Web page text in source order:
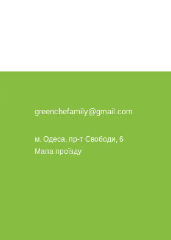
greenchefamily@gmail.com
м. Одеса, пр-т Свободи, 6
Мапа проїзду